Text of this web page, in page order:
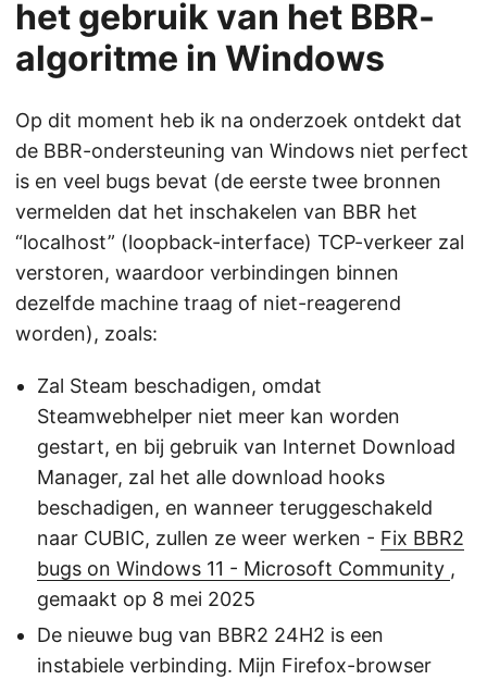
het gebruik van het BBR-
algoritme in Windows
Op dit moment heb ik na onderzoek ontdekt dat
de BBR-ondersteuning van Windows niet perfect
is en veel bugs bevat (de eerste twee bronnen
vermelden dat het inschakelen van BBR het
“localhost” (loopback-interface) TCP-verkeer zal
verstoren, waardoor verbindingen binnen
dezelfde machine traag of niet-reagerend
worden), zoals:
Zal Steam beschadigen, omdat
Steamwebhelper niet meer kan worden
gestart, en bij gebruik van Internet Download
Manager, zal het alle download hooks
beschadigen, en wanneer teruggeschakeld
naar CUBIC, zullen ze weer werken - Fix BBR2
bugs on Windows 11 - Microsoft Community ,
gemaakt op 8 mei 2025
De nieuwe bug van BBR2 24H2 is een
instabiele verbinding. Mijn Firefox-browser